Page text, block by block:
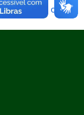
Voltar para o topo